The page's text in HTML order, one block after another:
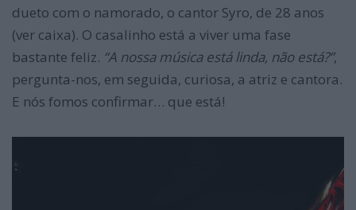
dueto com o namorado, o cantor Syro, de 28 anos
(ver caixa). O casalinho está a viver uma fase
bastante feliz. “A nossa música está linda, não está?”,
pergunta-nos, em seguida, curiosa, a atriz e cantora.
E nós fomos confirmar… que está!